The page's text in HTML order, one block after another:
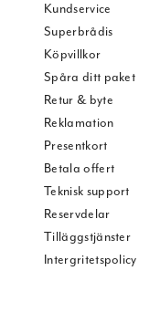
Kundservice
Superbrådis
Köpvillkor
Spåra ditt paket
Retur & byte
Reklamation
Presentkort
Betala offert
Teknisk support
Reservdelar
Tilläggstjänster
Intergritetspolicy